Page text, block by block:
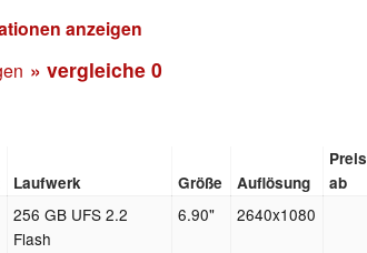
anzeigen
» vergleiche 0
Laufwerk Größe Auflösung
Preis
ab
256 GB UFS 2.2
Flash
6.90" 2640x1080